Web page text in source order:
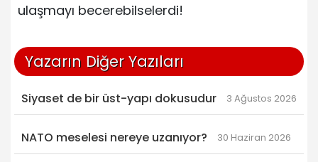
ulaşmayı becerebilselerdi!
Yazarın Diğer Yazıları
Siyaset de bir üst-yapı dokusudur 3 Ağustos 2026
NATO meselesi nereye uzanıyor? 30 Haziran 2026